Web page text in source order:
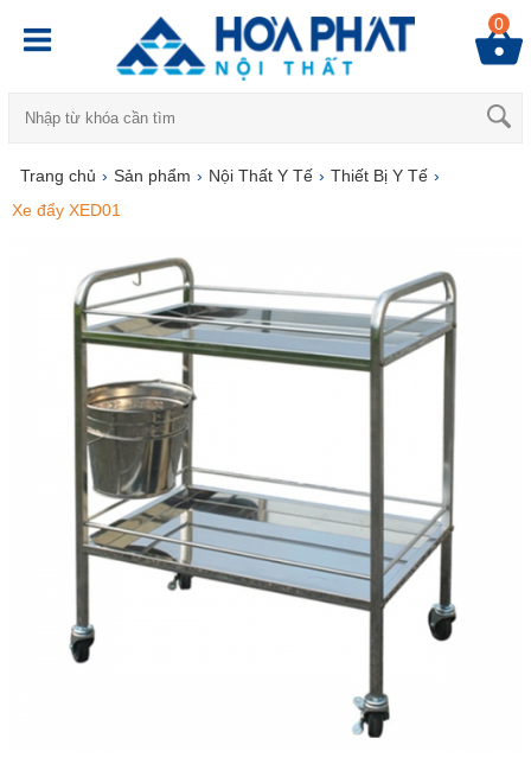
0
Trang chủ › Sản phẩm › Nội Thất Y Tế › Thiết Bị Y Tế ›
Xe đẩy XED01